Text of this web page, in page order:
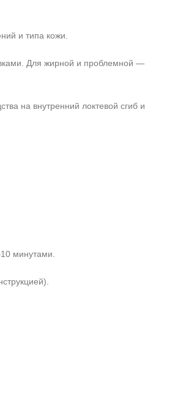
и типа кожи.
Для жирной и проблемной —
на внутренний локтевой сгиб и
минутами.